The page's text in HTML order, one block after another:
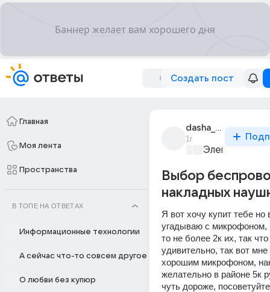
Создать пост
Главная
Моя лента
Пространства
В ТОПЕ НА ОТВЕТАХ
Информационные технологии
А сейчас что-то совсем другое
О любви без купюр
dasha_astafeva_105
1г
Электроника
Выбор
накладных
Я вот хочу купит тебе но
угадываю с микрофоном,
то не более 2к их, так
удивительно, так вот
хорошим микрофоном,
желательно в районе 5к
чуть дороже,